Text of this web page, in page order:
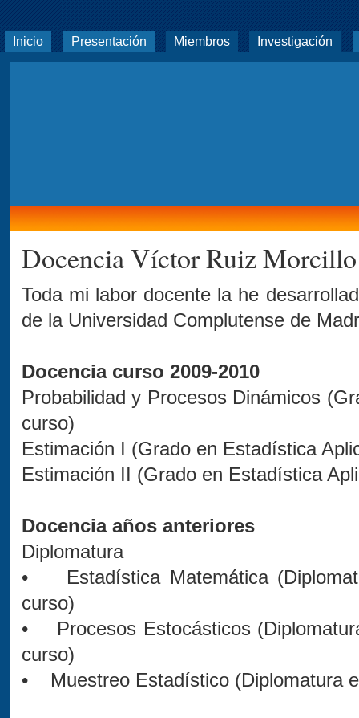
Inicio Presentación Miembros Investigación
Docencia Víctor Ruiz Morcillo
Toda mi labor docente la he
de la Universidad Complutense de
Docencia curso 2009-2010
Probabilidad y Procesos Dinámicos
curso)
Estimación I (Grado en Estadística
Estimación II (Grado en Estadística
Docencia años anteriores
Diplomatura
• Estadística Matemática
curso)
• Procesos Estocásticos
curso)
• Muestreo Estadístico (Diplomatura